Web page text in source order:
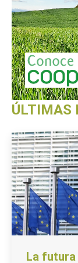
ÚLTIMAS
La futura